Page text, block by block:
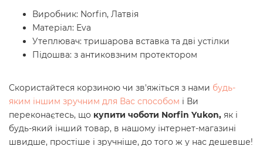
Виробник: Norfin, Латвія
Матеріал: Eva
Утеплювач: тришарова вставка та дві устілки
Підошва: з антиковзним протектором
Скористайтеся корзиною чи зв'яжіться з нами будь-
яким іншим зручним для Вас способом і Ви
переконаєтесь, що купити чоботи Norfin Yukon, як і
будь-який інший товар, в нашому інтернет-магазині
швидше, простіше і зручніше, до того ж у нас дешевше!